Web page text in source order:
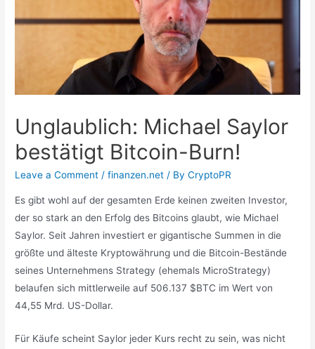
Unglaublich: Michael Saylor
bestätigt Bitcoin-Burn!
Leave a Comment /finanzen.net / ByCryptoPR
Es gibt wohl auf der gesamten Erde keinen zweiten Investor,
der so stark an den Erfolg des Bitcoins glaubt, wie Michael
Saylor. Seit Jahren investiert er gigantische Summen in die
größte und älteste Kryptowährung und die Bitcoin-Bestände
seines Unternehmens Strategy (ehemals MicroStrategy)
belaufen sich mittlerweile auf 506.137 $BTC im Wert von
44,55 Mrd. US-Dollar.
Für Käufe scheint Saylor jeder Kurs recht zu sein, was nicht